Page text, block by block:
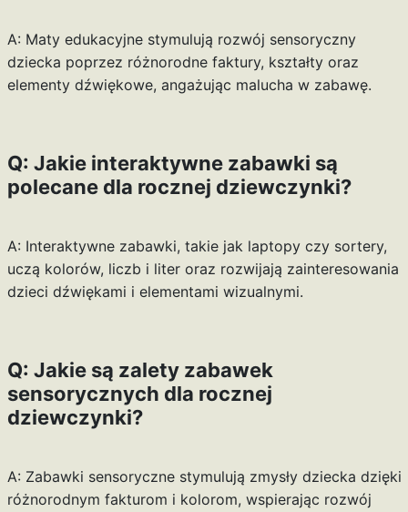
A: Maty edukacyjne stymulują rozwój sensoryczny
dziecka poprzez różnorodne faktury, kształty oraz
elementy dźwiękowe, angażując malucha w zabawę.
Q: Jakie interaktywne zabawki są
polecane dla rocznej dziewczynki?
A: Interaktywne zabawki, takie jak laptopy czy sortery,
uczą kolorów, liczb i liter oraz rozwijają zainteresowania
dzieci dźwiękami i elementami wizualnymi.
Q: Jakie są zalety zabawek
sensorycznych dla rocznej
dziewczynki?
A: Zabawki sensoryczne stymulują zmysły dziecka dzięki
różnorodnym fakturom i kolorom, wspierając rozwój